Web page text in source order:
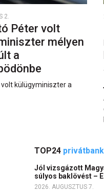
2.
Péter volt
mélyen
a
külügyminiszter a
TOP24
Jól vizsgázott
súlyos baklövést –
2026. AUGUSZTUS 7.